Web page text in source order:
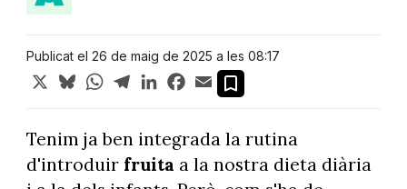
Publicat el 26 de maig de 2025 a les 08:17
X BlueskyWhatsApp
TelegramLinkedInFacebook
Email
Tenim ja ben integrada la rutina
d'introduir fruita a la nostra dieta diària